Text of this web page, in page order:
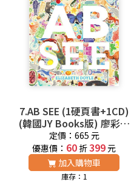
7.AB SEE (1硬頁書+1CD)
(韓國JY Books版) 廖彩杏
老師推薦有聲書第2年第
30週
定價：665 元
優惠價： 60 折399元
加入購物車
庫存：1